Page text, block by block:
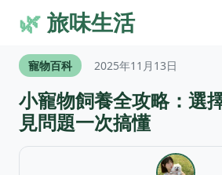
🌿旅味生活
寵物百科 2025年11月13日
小寵物飼養全攻略：選
見問題一次搞懂